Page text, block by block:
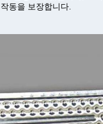
동을 보장합니다.